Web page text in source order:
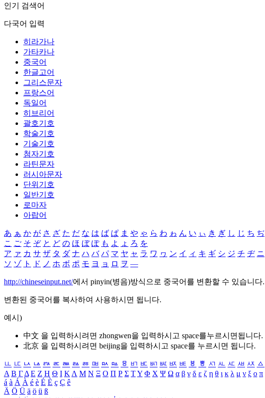
인기 검색어
다국어 입력
히라가나
가타카나
중국어
한글고어
그리스문자
프랑스어
독일어
히브리어
괄호기호
학술기호
기술기호
첨자기호
라틴문자
러시아문자
단위기호
일반기호
로마자
아랍어
あ ぁ か が さ ざ た だ な は ば ぱ ま や ゃ ら わ ゎ ん い ぃ き ぎ し じ ち ぢ
こ ご そ ぞ と ど の ほ ぼ ぽ も よ ょ ろ を
ア ァ カ サ ザ タ ダ ナ ハ バ パ マ ヤ ャ ラ ワ ヮ ン イ ィ キ ギ シ ジ チ ヂ ニ
ソ ゾ ト ド ノ ホ ボ ポ モ ヨ ョ ロ ヲ ―
http://chineseinput.net/에서 pinyin(병음)방식으로 중국어를 변환할 수 있습니다.
변환된 중국어를 복사하여 사용하시면 됩니다.
예시)
中文 을 입력하시려면 zhongwen을 입력하시고 space를누르시면됩니다.
北京 을 입력하시려면 beijing을 입력하시고 space를 누르시면 됩니다.
ㅥ ㅦ ㅧ ㅨ ㅩ ㅪ ㅫ ㅬ ㅭ ㅮ ㅯ ㅰ ㅱ ㅲ ㅳ ㅴ ㅵ ㅶ ㅷ ㅸ ㅹ ㅺ ㅻ ㅼ ㅽ ㅾ ㅿ
Α Β ΓΔ Ε Ζ Η Θ Ι ΚΛ Μ Ν Ξ Ο Π Ρ Σ ΤΥ Φ Χ Ψ Ω α β γ δ ε ζ η θ ι κ λ μ ν ξ ο π
á à Á À é è É È ç Ç ê
Ä Ö Ü ä ö ü ß